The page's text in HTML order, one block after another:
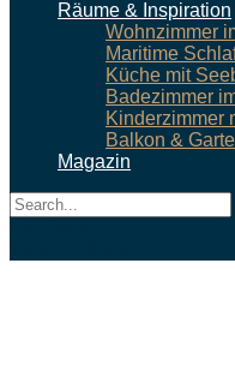
Räume & Inspiration
Wohnzimmer
Maritime
Küche mit
Badezimmer
Kinderzimmer
Balkon &
Magazin